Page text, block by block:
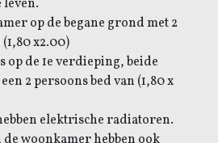
leven.
op de begane grond met 2
x2.00)
op de 1e verdieping, beide
2 persoons bed van (1,80 x
elektrische radiatoren.